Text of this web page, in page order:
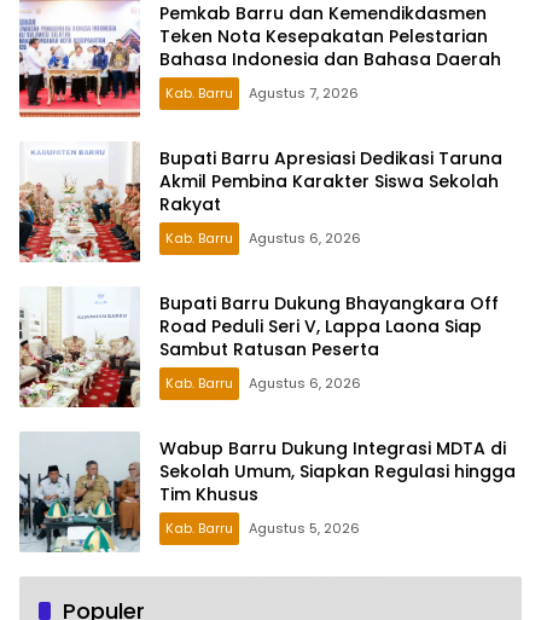
Pemkab Barru dan Kemendikdasmen
Teken Nota Kesepakatan Pelestarian
Bahasa Indonesia dan Bahasa Daerah
Kab. Barru Agustus 7, 2026
Bupati Barru Apresiasi Dedikasi Taruna
Akmil Pembina Karakter Siswa Sekolah
Rakyat
Kab. Barru Agustus 6, 2026
Bupati Barru Dukung Bhayangkara Off
Road Peduli Seri V, Lappa Laona Siap
Sambut Ratusan Peserta
Kab. Barru Agustus 6, 2026
Wabup Barru Dukung Integrasi MDTA di
Sekolah Umum, Siapkan Regulasi hingga
Tim Khusus
Kab. Barru Agustus 5, 2026
Populer